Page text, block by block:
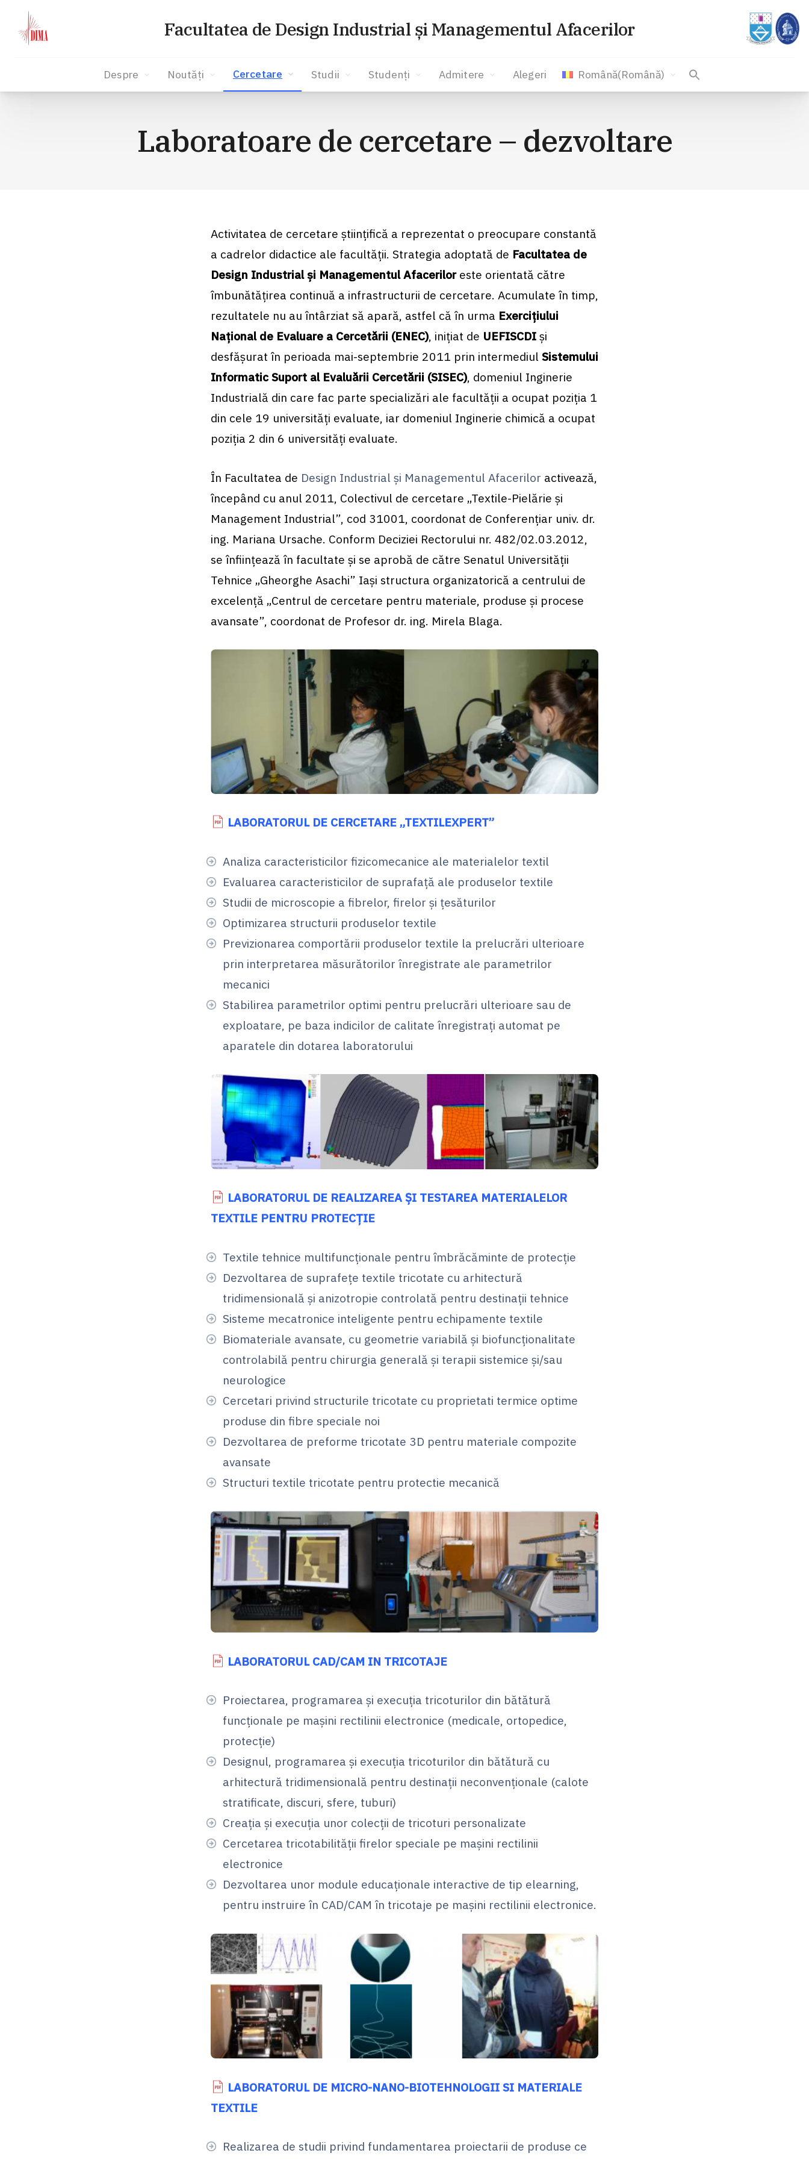
Facultatea de Design Industrial și Managementul Afacerilor
Despre Noutăți Cercetare Studii Studenți Admitere Alegeri Română(Română)
Laboratoare de cercetare – dezvoltare
Activitatea de cercetare ştiinţifică a reprezentat o preocupare constantă
a cadrelor didactice ale facultăţii. Strategia adoptată de Facultatea de
Design Industrial și Managementul Afaceriloreste orientată către
îmbunătăţirea continuă a infrastructurii de cercetare. Acumulate în timp,
rezultatele nu au întârziat să apară, astfel că în urma Exerciţiului
Naţional de Evaluare a Cercetării (ENEC), iniţiat de UEFISCDI şi
desfăşurat în perioada mai-septembrie 2011 prin intermediul Sistemului
Informatic Suport al Evaluării Cercetării (SISEC), domeniul Inginerie
Industrială din care fac parte specializări ale facultăţii a ocupat poziţia 1
din cele 19 universităţi evaluate, iar domeniul Inginerie chimică a ocupat
poziţia 2 din 6 universităţi evaluate.
În Facultatea de Design Industrial și Managementul Afacerilor activează,
începând cu anul 2011, Colectivul de cercetare „Textile-Pielărie şi
Management Industrial”, cod 31001, coordonat de Conferenţiar univ. dr.
ing. Mariana Ursache. Conform Deciziei Rectorului nr. 482/02.03.2012,
se înfiinţează în facultate şi se aprobă de către Senatul Universităţii
Tehnice „Gheorghe Asachi” Iaşi structura organizatorică a centrului de
excelenţă „Centrul de cercetare pentru materiale, produse şi procese
avansate”, coordonat de Profesor dr. ing. Mirela Blaga.
LABORATORUL DE CERCETARE „TEXTILEXPERT”
Analiza caracteristicilor fizicomecanice ale materialelor textil
Evaluarea caracteristicilor de suprafaţă ale produselor textile
Studii de microscopie a fibrelor, firelor şi ţesăturilor
Optimizarea structurii produselor textile
Previzionarea comportării produselor textile la prelucrări ulterioare
prin interpretarea măsurătorilor înregistrate ale parametrilor
mecanici
Stabilirea parametrilor optimi pentru prelucrări ulterioare sau de
exploatare, pe baza indicilor de calitate înregistraţi automat pe
aparatele din dotarea laboratorului
LABORATORUL DE REALIZAREA ȘI TESTAREA MATERIALELOR
TEXTILE PENTRU PROTECȚIE
Textile tehnice multifuncţionale pentru îmbrăcăminte de protecţie
Dezvoltarea de suprafeţe textile tricotate cu arhitectură
tridimensională şi anizotropie controlată pentru destinaţii tehnice
Sisteme mecatronice inteligente pentru echipamente textile
Biomateriale avansate, cu geometrie variabilă şi biofuncţionalitate
controlabilă pentru chirurgia generală şi terapii sistemice şi/sau
neurologice
Cercetari privind structurile tricotate cu proprietati termice optime
produse din fibre speciale noi
Dezvoltarea de preforme tricotate 3D pentru materiale compozite
avansate
Structuri textile tricotate pentru protectie mecanică
LABORATORUL CAD/CAM IN TRICOTAJE
Proiectarea, programarea şi execuţia tricoturilor din bătătură
funcţionale pe maşini rectilinii electronice (medicale, ortopedice,
protecție)
Designul, programarea şi execuţia tricoturilor din bătătură cu
arhitectură tridimensională pentru destinații neconvenționale (calote
stratificate, discuri, sfere, tuburi)
Creația și execuția unor colecţii de tricoturi personalizate
Cercetarea tricotabilităţii firelor speciale pe maşini rectilinii
electronice
Dezvoltarea unor module educaţionale interactive de tip elearning,
pentru instruire în CAD/CAM în tricotaje pe maşini rectilinii electronice.
LABORATORUL DE MICRO-NANO-BIOTEHNOLOGII SI MATERIALE
TEXTILE
Realizarea de studii privind fundamentarea proiectarii de produse ce